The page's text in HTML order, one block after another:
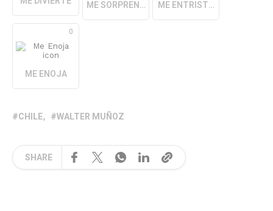
ME SORPRENDE ME ENTRISTECE
0
ME ENOJA
CHILE WALTER MUÑOZ
SHARE